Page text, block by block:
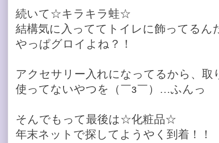
続いて☆キラキラ蛙☆
結構気に入っててトイレに飾ってる
やっぱグロイよね？！
アクセサリー入れになってるから、
使ってないやつを（￣з￣）…ふんっ
そんでもって最後は☆化粧品☆
年末ネットで探してようやく到着！！